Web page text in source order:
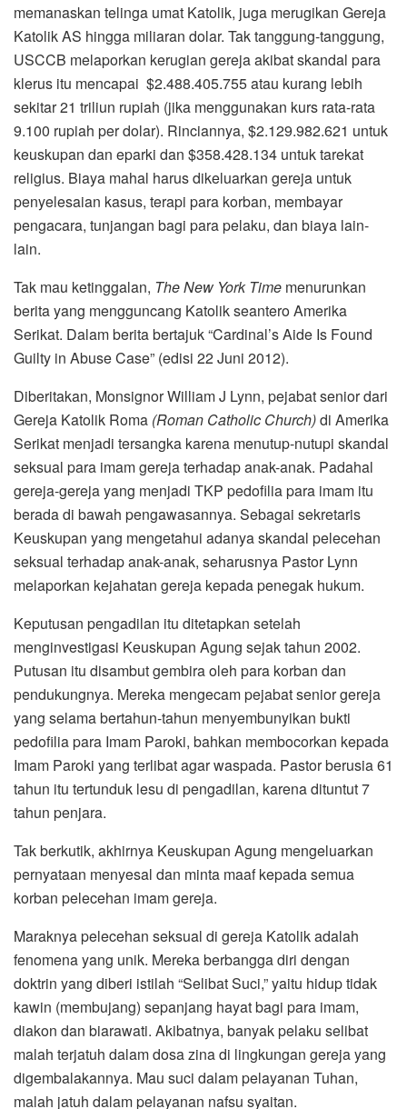
memanaskan telinga umat Katolik, juga merugikan Gereja
Katolik AS hingga miliaran dolar. Tak tanggung-tanggung,
USCCB melaporkan kerugian gereja akibat skandal para
klerus itu mencapai $2.488.405.755 atau kurang lebih
sekitar 21 triliun rupiah (jika menggunakan kurs rata-rata
9.100 rupiah per dolar). Rinciannya, $2.129.982.621 untuk
keuskupan dan eparki dan $358.428.134 untuk tarekat
religius. Biaya mahal harus dikeluarkan gereja untuk
penyelesaian kasus, terapi para korban, membayar
pengacara, tunjangan bagi para pelaku, dan biaya lain-
lain.
Tak mau ketinggalan, The New York Time menurunkan
berita yang mengguncang Katolik seantero Amerika
Serikat. Dalam berita bertajuk “Cardinal’s Aide Is Found
Guilty in Abuse Case” (edisi 22 Juni 2012).
Diberitakan, Monsignor William J Lynn, pejabat senior dari
Gereja Katolik Roma (Roman Catholic Church)di Amerika
Serikat menjadi tersangka karena menutup-nutupi skandal
seksual para imam gereja terhadap anak-anak. Padahal
gereja-gereja yang menjadi TKP pedofilia para imam itu
berada di bawah pengawasannya. Sebagai sekretaris
Keuskupan yang mengetahui adanya skandal pelecehan
seksual terhadap anak-anak, seharusnya Pastor Lynn
melaporkan kejahatan gereja kepada penegak hukum.
Keputusan pengadilan itu ditetapkan setelah
menginvestigasi Keuskupan Agung sejak tahun 2002.
Putusan itu disambut gembira oleh para korban dan
pendukungnya. Mereka mengecam pejabat senior gereja
yang selama bertahun-tahun menyembunyikan bukti
pedofilia para Imam Paroki, bahkan membocorkan kepada
Imam Paroki yang terlibat agar waspada. Pastor berusia 61
tahun itu tertunduk lesu di pengadilan, karena dituntut 7
tahun penjara.
Tak berkutik, akhirnya Keuskupan Agung mengeluarkan
pernyataan menyesal dan minta maaf kepada semua
korban pelecehan imam gereja.
Maraknya pelecehan seksual di gereja Katolik adalah
fenomena yang unik. Mereka berbangga diri dengan
doktrin yang diberi istilah “Selibat Suci,” yaitu hidup tidak
kawin (membujang) sepanjang hayat bagi para imam,
diakon dan biarawati. Akibatnya, banyak pelaku selibat
malah terjatuh dalam dosa zina di lingkungan gereja yang
digembalakannya. Mau suci dalam pelayanan Tuhan,
malah jatuh dalam pelayanan nafsu syaitan.